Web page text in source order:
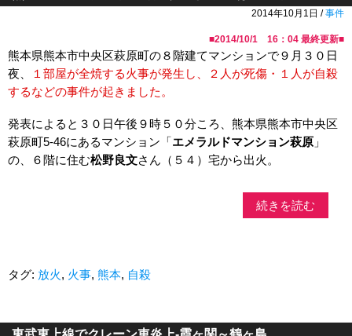
2014年10月1日 /事件
■2014/10/1 16：04 最終更新■
熊本県熊本市中央区萩原町の８階建てマンションで９月３０日
夜、
１部屋が全焼する火事が発生し、２人が死傷・１人が自殺
するなどの事件が起きました。
発表によると３０日午後９時５０分ころ、熊本県熊本市中央区
萩原町5-46にあるマンション「エメラルドマンション萩原 」
の、６階に住む松野良文さん（５４）宅から出火。
続きを読む
タグ: 放火, 火事, 熊本, 自殺